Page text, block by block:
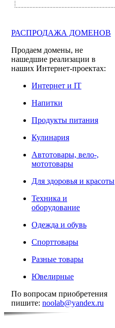
РАСПРОДАЖА ДОМЕНОВ
Продаем домены, не
нашедшие реализации в
наших Интернет-проектах:
Интернет и IT
Напитки
Продукты питания
Кулинария
Автотовары, вело-,
мототовары
Для здоровья и красоты
Техника и
оборудование
Одежда и обувь
Спорттовары
Разные товары
Ювелирные
По вопросам приобретения
пишите: noolab@yandex.ru